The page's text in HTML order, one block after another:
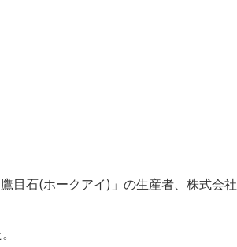
目石(ホークアイ)」の生産者、株式会社